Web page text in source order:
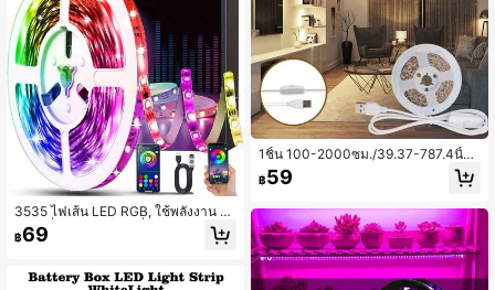
3535 ไฟเส้น LED RGB, ใช้พลังงาน U
SB, หรี่แสงได้, ซิงค์เปลี่ยนสี, ควบคุมด้ว
ยแอป, เหมาะสำหรับห้องนั่งเล่น, ห้องน
฿69
1ชิ้น 100-2000ซม./39.37-787.4นิ้ว
2835 แถบไฟ LED สีขาวนวล, สวิตช์ปุ่
ม 501, ใช้พลังงานจาก USB, เหมาะสำ
ห้องนอน, ตู้เสื้อผ้า และอื่นๆ
฿59